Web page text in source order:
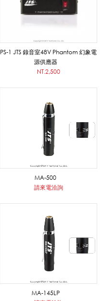
PS-1 JTS 錄音室48V Phantom 幻象電
源供應器
NT.2,500
MA-500
請來電洽詢
MA-145LP